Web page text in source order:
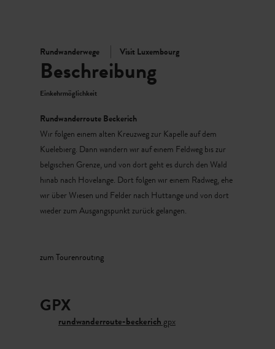
Rundwanderwege Visit Luxembourg
Beschreibung
Einkehrmöglichkeit
Rundwanderroute Beckerich
Wir folgen einem alten Kreuzweg zur Kapelle auf dem
Kuelebierg. Dann wandern wir auf einem Feldweg bis zur
belgischen Grenze, und von dort geht es durch den Wald
hinab nach Hovelange. Dort folgen wir einem Radweg, ehe
wir über Wiesen und Felder nach Huttange und von dort
wieder zum Ausgangspunkt zurück gelangen.
zum Tourenrouting
GPX
rundwanderroute-beckerichgpx